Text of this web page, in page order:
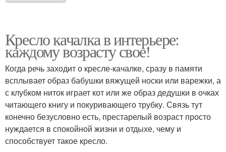
Кресло качалка в интерьере:
каждому возрасту свое!
Когда речь заходит о кресле-качалке, сразу в памяти
всплывает образ бабушки вяжущей носки или варежки, а
с клубком ниток играет кот или же образ дедушки в очках
читающего книгу и покуривающего трубку. Связь тут
конечно безусловно есть, престарелый возраст просто
нуждается в спокойной жизни и отдыхе, чему и
способствует такое кресло.